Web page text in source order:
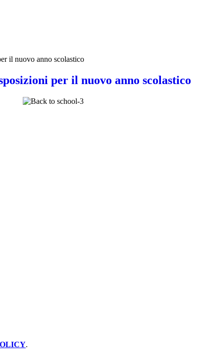
il nuovo anno scolastico
per il nuovo anno scolastico
.